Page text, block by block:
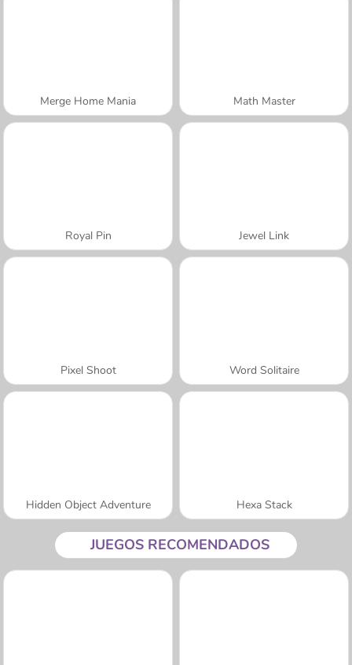
Merge Home Mania Math Master
Royal Pin Jewel Link
Pixel Shoot Word Solitaire
Hidden Object Adventure Hexa Stack
JUEGOS RECOMENDADOS